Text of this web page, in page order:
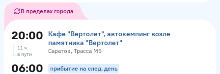
В пределах города
20:00
Кафе "Вертолет", автокемпинг возле
памятника "Вертолет"
Саратов, Трасса М5
11 ч
в пути
06:00 прибытие на след. день